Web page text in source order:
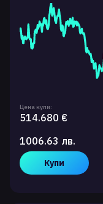
Цена купи:
514.680 €
1006.63 лв.
Купи